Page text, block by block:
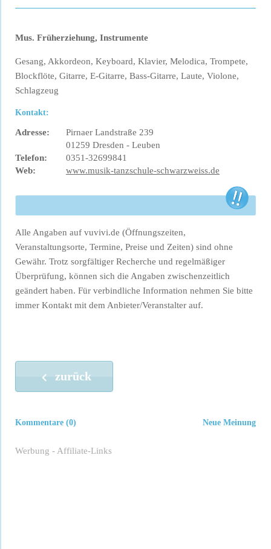
Mus. Früherziehung, Instrumente
Gesang, Akkordeon, Keyboard, Klavier, Melodica, Trompete,
Blockflöte, Gitarre, E-Gitarre, Bass-Gitarre, Laute, Violone,
Schlagzeug
Kontakt:
Adresse:
Pirnaer Landstraße 239
01259 Dresden - Leuben
Telefon:
0351-32699841
Web:
www.musik-tanzschule-schwarzweiss.de
Alle Angaben auf vuvivi.de (Öffnungszeiten,
Veranstaltungsorte, Termine, Preise und Zeiten) sind ohne
Gewähr. Trotz sorgfältiger Recherche und regelmäßiger
Überprüfung, können sich die Angaben zwischenzeitlich
geändert haben. Für verbindliche Information nehmen Sie bitte
immer Kontakt mit dem Anbieter/Veranstalter auf.
zurück
Neue Meinung
Kommentare (0)
Werbung - Affiliate-Links